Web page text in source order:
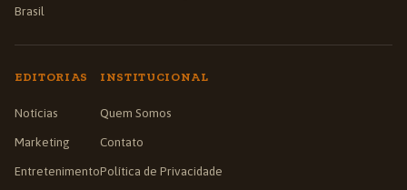
Brasil
EDITORIAS
Notícias
Marketing
Entretenimento
INSTITUCIONAL
Quem Somos
Contato
Política de Privacidade